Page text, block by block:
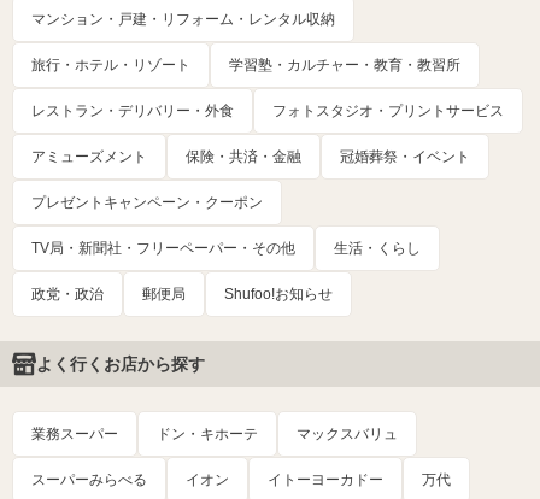
マンション・戸建・リフォーム・レンタル収納
旅行・ホテル・リゾート 学習塾・カルチャー・教育・教習所
レストラン・デリバリー・外食 フォトスタジオ・プリントサービス
アミューズメント 保険・共済・金融 冠婚葬祭・イベント
プレゼントキャンペーン・クーポン
TV局・新聞社・フリーペーパー・その他 生活・くらし
政党・政治 郵便局 Shufoo!お知らせ
よく行くお店から探す
業務スーパー ドン・キホーテ マックスバリュ
スーパーみらべる イオン イトーヨーカドー 万代